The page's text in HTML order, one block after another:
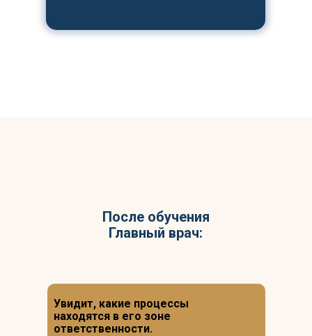
После обучения
Главный врач:
Увидит, какие процессы
находятся в его зоне
ответственности.